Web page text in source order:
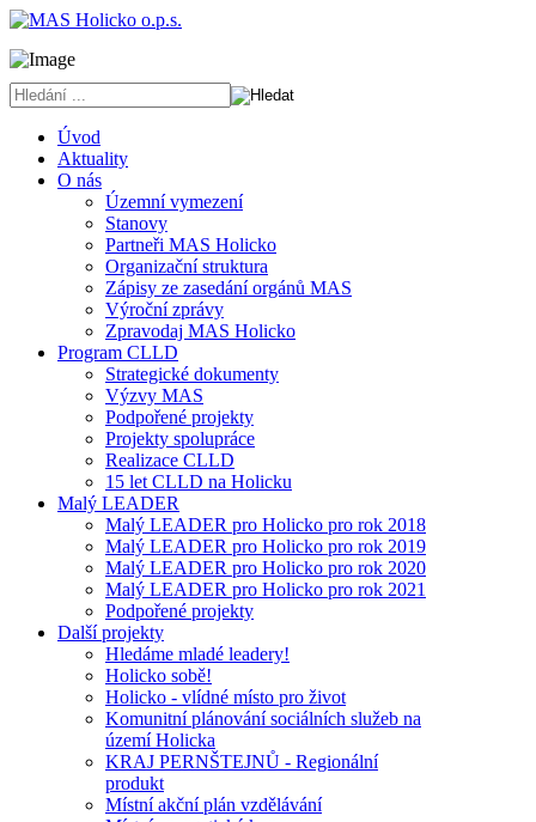
Úvod
Aktuality
O nás
Územní vymezení
Stanovy
Partneři MAS Holicko
Organizační struktura
Zápisy ze zasedání orgánů MAS
Výroční zprávy
Zpravodaj MAS Holicko
Program CLLD
Strategické dokumenty
Výzvy MAS
Podpořené projekty
Projekty spolupráce
Realizace CLLD
15 let CLLD na Holicku
Malý LEADER
Malý LEADER pro Holicko pro rok 2018
Malý LEADER pro Holicko pro rok 2019
Malý LEADER pro Holicko pro rok 2020
Malý LEADER pro Holicko pro rok 2021
Podpořené projekty
Další projekty
Hledáme mladé leadery!
Holicko sobě!
Holicko - vlídné místo pro život
Komunitní plánování sociálních služeb na
území Holicka
KRAJ PERNŠTEJNŮ - Regionální
produkt
Místní akční plán vzdělávání